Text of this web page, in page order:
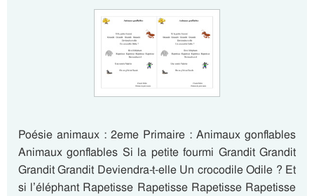
Poésie animaux : 2eme Primaire : Animaux gonflables
Animaux gonflables Si la petite fourmi Grandit Grandit
Grandit Grandit Deviendra-t-elle Un crocodile Odile ? Et
si l’éléphant Rapetisse Rapetisse Rapetisse Rapetisse